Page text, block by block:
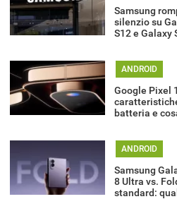
Samsung
silenzio su
S12 e Galaxy
ANDROID
Google Pixel
batteria e
ANDROID
Samsung
8 Ultra vs.
standard: